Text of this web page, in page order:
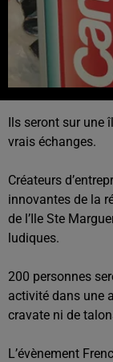
Ils seront sur une
vrais échanges.
Créateurs
innovantes de la
de l’Ile Ste
ludiques.
200 personnes
activité dans une
cravate ni de
L’évènement